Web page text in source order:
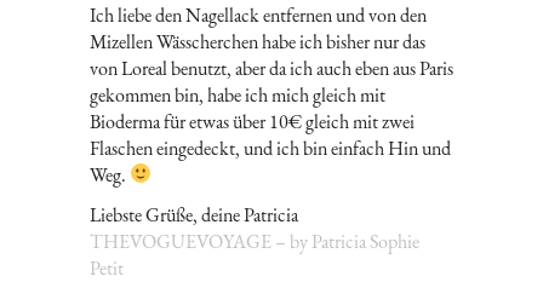
Ich liebe den Nagellack entfernen und von den
Mizellen Wässcherchen habe ich bisher nur das
von Loreal benutzt, aber da ich auch eben aus Paris
gekommen bin, habe ich mich gleich mit
Bioderma für etwas über 10€ gleich mit zwei
Flaschen eingedeckt, und ich bin einfach Hin und
Weg.
Liebste Grüße, deine Patricia
THEVOGUEVOYAGE – by Patricia Sophie
Petit